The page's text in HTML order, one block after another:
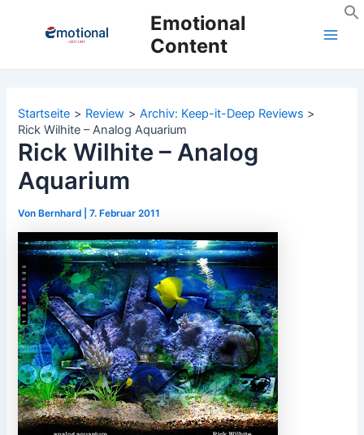
Emotional
Content
Startseite Review
Archiv: Keep-it-Deep Reviews
Rick Wilhite – Analog Aquarium
Rick Wilhite – Analog
Aquarium
Von Bernhard |7. Februar 2011